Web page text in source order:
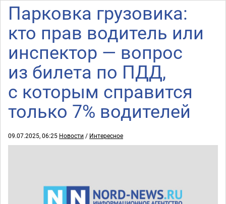
Парковка грузовика:
кто прав водитель или
инспектор — вопрос
из билета по ПДД,
с которым справится
только 7% водителей
09.07.2025, 06:25 Новости / Интересное